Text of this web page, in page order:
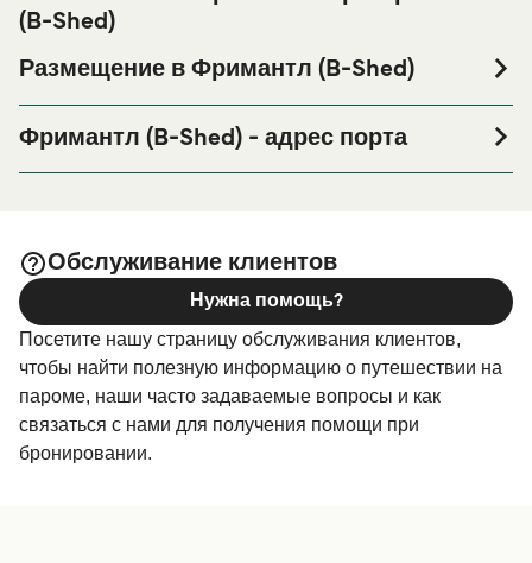
(B-Shed)
Размещение в Фримантл (B-Shed)
(B-Shed) или его окрестностях перед или после вашей
поездки, или если вы ищете вариант проживания на
цены.
Фримантл (B-Shed) - адрес порта
B Shed, Victoria Quay, Fremantle WA 6160
Обслуживание клиентов
Посетите нашу страницу обслуживания клиентов,
чтобы найти полезную информацию о путешествии на
пароме, наши часто задаваемые вопросы и как
связаться с нами для получения помощи при
бронировании.
Нужна помощь?